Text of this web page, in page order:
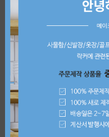
블랙키박스 보관함
상담문의